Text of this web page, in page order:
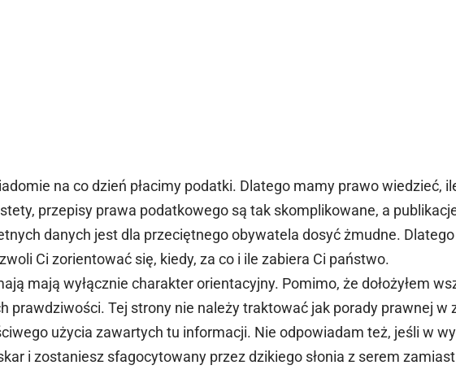
na co dzień płacimy podatki. Dlatego mamy prawo wiedzieć,
przepisy prawa podatkowego są tak skomplikowane, a
danych jest dla przeciętnego obywatela dosyć żmudne.
Ci zorientować się, kiedy, za co i ile zabiera Ci państwo.
mają wyłącznie charakter orientacyjny. Pomimo, że dołożyłem
prawdziwości. Tej strony nie należy traktować jak porady prawnej w
użycia zawartych tu informacji. Nie odpowiadam też, jeśli w
i zostaniesz sfagocytowany przez dzikiego słonia z serem zamiast